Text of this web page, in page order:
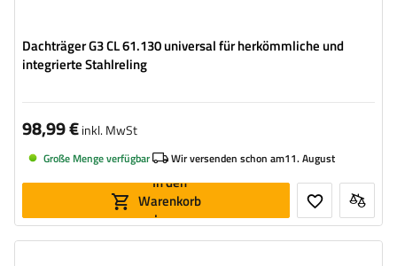
Dachträger G3 CL 61.130 universal für herkömmliche und
integrierte Stahlreling
98,99 €inkl. MwSt
Große Menge verfügbar Wir versenden schon am11. August
In den
Warenkorb
legen